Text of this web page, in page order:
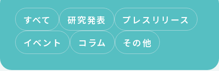
すべて 研究発表
プレスリリース
イベント
コラム その他